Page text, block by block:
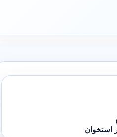
استخوان